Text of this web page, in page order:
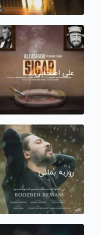
علی اصحابی
روزبه بمانی